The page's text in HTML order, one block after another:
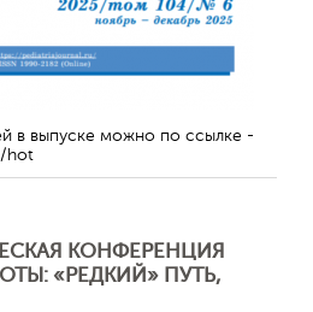
в выпуске можно по ссылке -
hot
КОНФЕРЕНЦИЯ
«РЕДКИЙ» ПУТЬ,